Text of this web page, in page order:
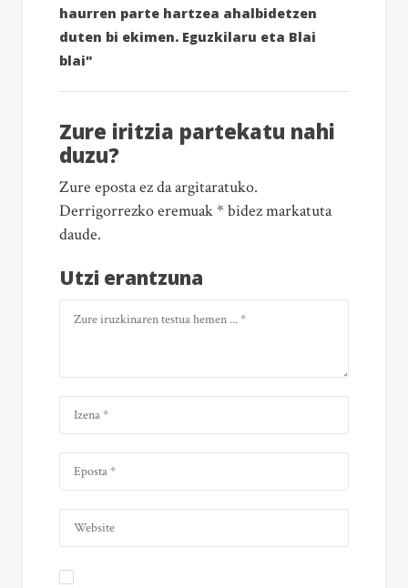
haurren parte hartzea ahalbidetzen
duten bi ekimen. Eguzkilaru eta Blai
blai"
Zure iritzia partekatu nahi
duzu?
Zure eposta ez da argitaratuko.
Derrigorrezko eremuak * bidez markatuta
daude.
Utzi erantzuna